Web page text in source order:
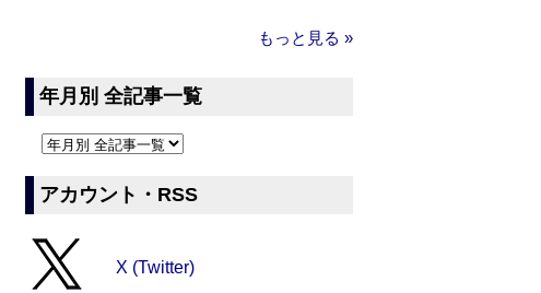
もっと見る »
年月別 全記事一覧
アカウント・RSS
X (Twitter)